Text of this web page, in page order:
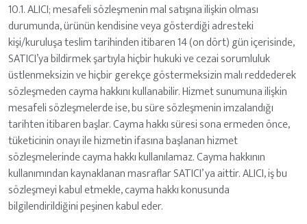
10.1. ALICI; mesafeli sözleşmenin mal satışına ilişkin olması
durumunda, ürünün kendisine veya gösterdiği adresteki
kişi/kuruluşa teslim tarihinden itibaren 14 (on dört) gün içerisinde,
SATICI’ya bildirmek şartıyla hiçbir hukuki ve cezai sorumluluk
üstlenmeksizin ve hiçbir gerekçe göstermeksizin malı reddederek
sözleşmeden cayma hakkını kullanabilir. Hizmet sunumuna ilişkin
mesafeli sözleşmelerde ise, bu süre sözleşmenin imzalandığı
tarihten itibaren başlar. Cayma hakkı süresi sona ermeden önce,
tüketicinin onayı ile hizmetin ifasına başlanan hizmet
sözleşmelerinde cayma hakkı kullanılamaz. Cayma hakkının
kullanımından kaynaklanan masraflar SATICI’ ya aittir. ALICI, iş bu
sözleşmeyi kabul etmekle, cayma hakkı konusunda
bilgilendirildiğini peşinen kabul eder.